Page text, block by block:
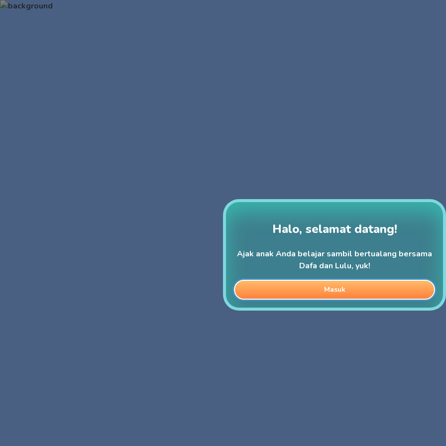
Halo, selamat datang!
Ajak anak Anda belajar sambil bertualang bersama
Dafa dan Lulu, yuk!
Masuk